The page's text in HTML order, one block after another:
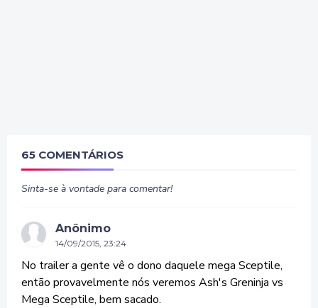
65 COMENTÁRIOS
Sinta-se à vontade para comentar!
Anônimo
14/09/2015, 23:24
No trailer a gente vê o dono daquele mega Sceptile,
então provavelmente nós veremos Ash's Greninja vs
Mega Sceptile, bem sacado.